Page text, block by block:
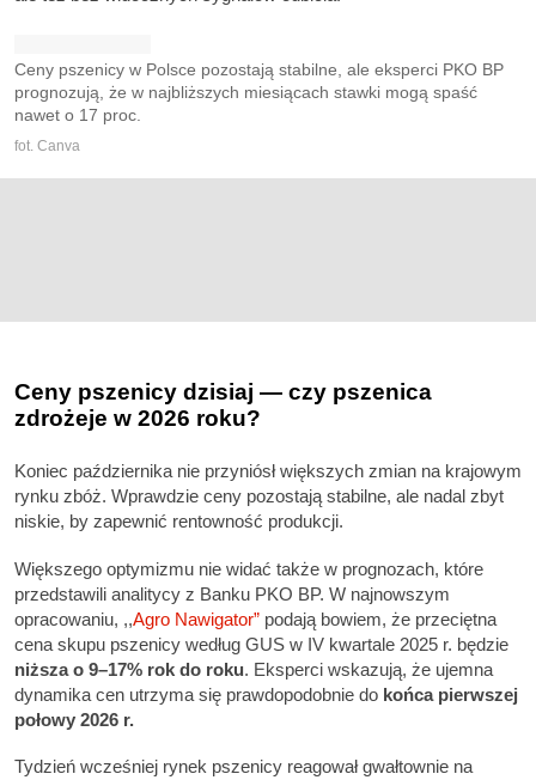
Ceny pszenicy w Polsce pozostają stabilne, ale eksperci PKO BP
prognozują, że w najbliższych miesiącach stawki mogą spaść
nawet o 17 proc.
fot. Canva
Ceny pszenicy dzisiaj — czy pszenica
zdrożeje w 2026 roku?
Koniec października nie przyniósł większych zmian na krajowym
rynku zbóż. Wprawdzie ceny pozostają stabilne, ale nadal zbyt
niskie, by zapewnić rentowność produkcji.
Większego optymizmu nie widać także w prognozach, które
przedstawili analitycy z Banku PKO BP. W najnowszym
opracowaniu, ,,Agro Nawigator” podają bowiem, że przeciętna
cena skupu pszenicy według GUS w IV kwartale 2025 r. będzie
niższa o 9–17% rok do roku. Eksperci wskazują, że ujemna
dynamika cen utrzyma się prawdopodobnie do końca pierwszej
połowy 2026 r.
Tydzień wcześniej rynek pszenicy reagował gwałtownie na